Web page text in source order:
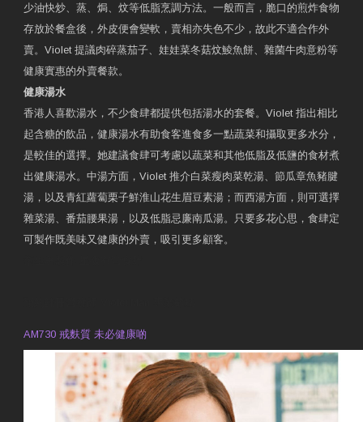
少油快炒、蒸、焗、炆等低脂烹調方法。一般而言，脆口的煎炸食物
存放於餐盒後，外皮便會變軟，賣相亦失色不少，故此不適合作外
賣。Violet 提議肉碎蒸茄子、娃娃菜冬菇炆鯪魚餅、雜菌牛肉意粉等
健康實惠的外賣餐款。
健康湯水
香港人喜歡湯水，不少食肆都提供包括湯水的套餐。Violet 指出相比
起含糖的飲品，健康湯水有助食客進食多一點蔬菜和攝取更多水分，
是較佳的選擇。她建議食肆可考慮以蔬菜和其他低脂及低鹽的食材煮
出健康湯水。中湯方面，Violet 推介白菜瘦肉菜乾湯、節瓜章魚豬腱
湯，以及青紅蘿蔔栗子鮮淮山花生眉豆素湯；而西湯方面，則可選擇
雜菜湯、番茄腰果湯，以及低脂忌廉南瓜湯。只要多花心思，食肆定
可製作既美味又健康的外賣，吸引更多顧客。
AM730 戒麩質 未必健康啲